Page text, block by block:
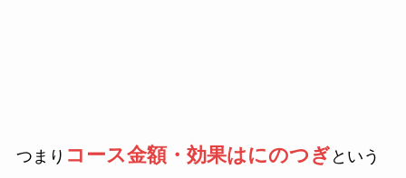
つまり コース金額・効果はにのつぎ という